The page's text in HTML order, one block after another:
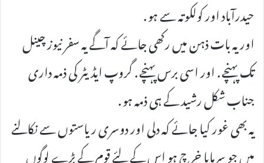
حیدرآباد اور کولکوتہ سے ہو .
اور یہ بات ذہن میں رکھی جائے کہ آگے یہ سفر نیوز چینل
تک پہنچے . اور اسی برس پہنچے . گروپ ایڈیٹر کی ذمہ داری
جناب شکل رشید کے ہی ذمہ ہو .
یہ بھی غور کیا جائے کہ دلی اور دوسری ریاستوں سے نکالنے
میں جو سرمایا خرچ ہو اس کے لئے قوم کے بڑے لوگوں